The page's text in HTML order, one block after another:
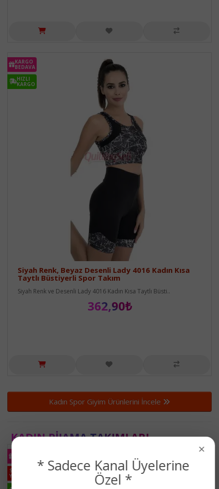
KARGO
BEDAVA
HIZLI
KARGO
Siyah Renk, Beyaz Desenli Lady 4016 Kadın Kısa
Taytlı Büstiyerli Spor Takım
Siyah Renk ve Desenli Lady 4016 Kadın Kısa Taytlı Büsti..
362,90₺
Kadın Spor Giyim Ürünlerini İncele
KADIN PIJAMA TAKIMLARI
STOKTA
YOK
×
* Sadece Kanal Üyelerine
Özel *